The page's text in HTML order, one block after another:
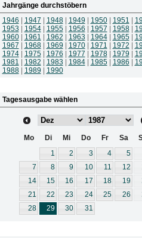
Jahrgänge durchstöbern
1946
1947 1948| 1949 1950| 1951
1953
1954| 1955| 1956 1957 1958|
1960| 1961 1962 1963 1964| 1965|
1967
1968| 1969 1970| 1971 1972
1974| 1975| 1976 1977 1978| 1979
1981
1982 1983 1984| 1985| 1986
1988| 1989 1990
Tagesausgabe wählen
Mo Di Mi Do Fr Sa
1
2 3 4 5
7
8 9 10 11 12
14
15 16 17 18 19
21
22 23 24 25 26
28
29 30 31